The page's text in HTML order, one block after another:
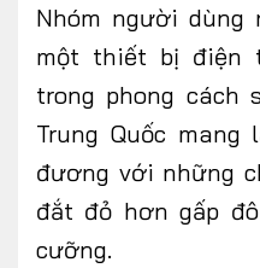
Nhóm người dùng
một thiết bị điện
trong phong cách
Trung Quốc
đương với những
đắt đỏ hơn gấp
cưỡng.